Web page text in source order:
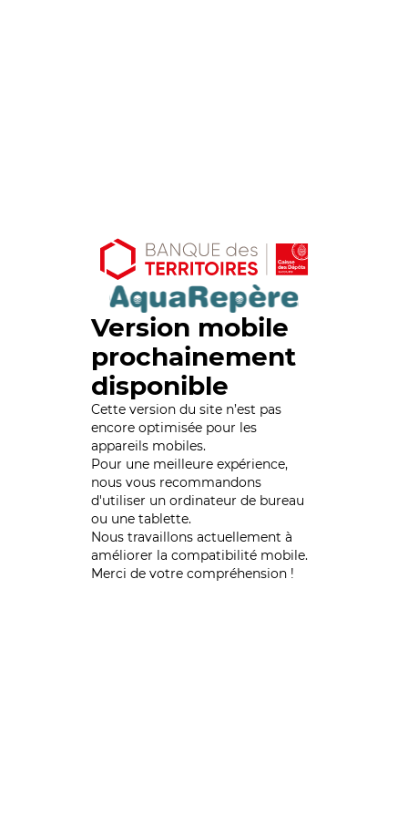
Version mobile
prochainement
disponible
Cette version du site n’est pas
encore optimisée pour les
appareils mobiles.
Pour une meilleure expérience,
nous vous recommandons
d'utiliser un ordinateur de bureau
ou une tablette.
Nous travaillons actuellement à
améliorer la compatibilité mobile.
Merci de votre compréhension !